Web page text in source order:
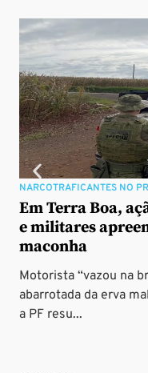
NARCOTRAFICANTES NO
Em Terra Boa,
e militares
maconha
Motorista “vazou na
abarrotada da erva
a PF resu...